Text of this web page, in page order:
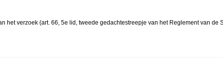
het verzoek (art. 66, 5e lid, tweede gedachtestreepje van het Reglement van de